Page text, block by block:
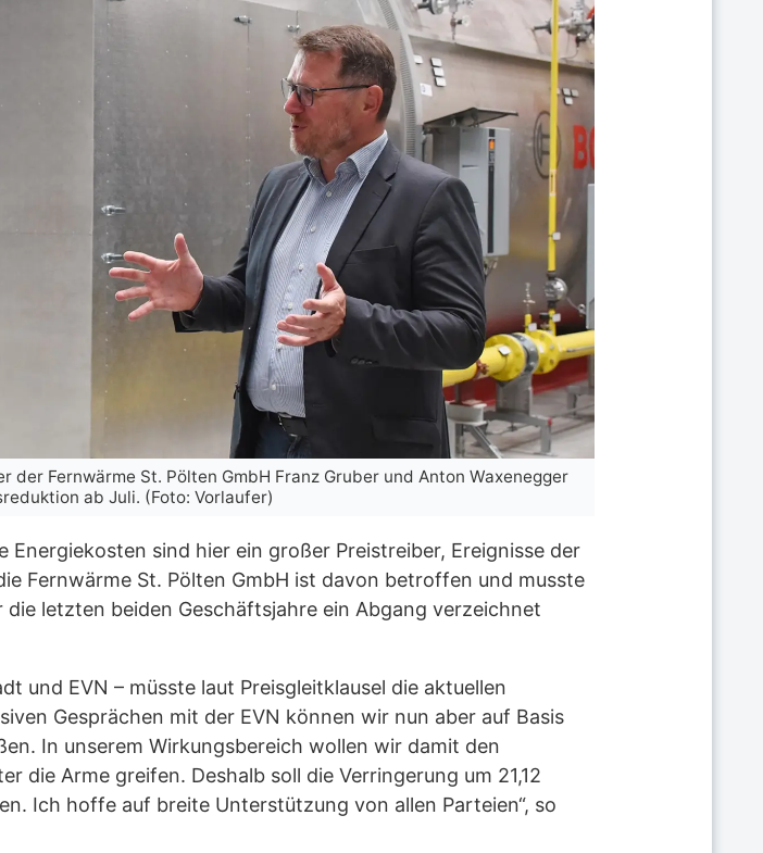
Fernwärme St. Pölten GmbH Franz Gruber und Anton Waxenegger
ab Juli. (Foto: Vorlaufer)
sind hier ein großer Preistreiber, Ereignisse der
Fernwärme St. Pölten GmbH ist davon betroffen und musste
letzten beiden Geschäftsjahre ein Abgang verzeichnet
und EVN – müsste laut Preisgleitklausel die aktuellen
Gesprächen mit der EVN können wir nun aber auf Basis
In unserem Wirkungsbereich wollen wir damit den
die Arme greifen. Deshalb soll die Verringerung um 21,12
Ich hoffe auf breite Unterstützung von allen Parteien“, so